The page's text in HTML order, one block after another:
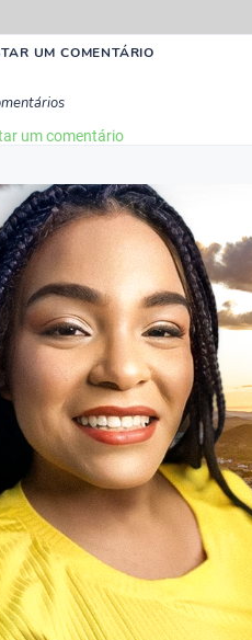
UM COMENTÁRIO
um comentário